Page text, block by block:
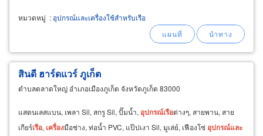
หมวดหมู่ : อุปกรณ์และเครื่องใช้สำหรับเรือ
สินดี ฮาร์ดแวร์ ภูเก็ต
ตำบลตลาดใหญ่ อำเภอเมืองภูเก็ต จังหวัดภูเก็ต 83000
แสตนเลสแบน, เพลา Sil, สกรู Sil, ปั๊มน้ำ, อุปกรณ์เรือต่างๆ, สายพาน, สาย
เกียร์เรือ, เครื่องมือช่าง, ท่อน้ำ PVC, แป๊ปเงา Sil, มูเล่ย์, เฟืองโซ่ อุปกรณ์และ